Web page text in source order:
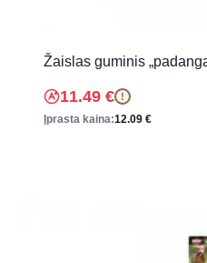
Žaislas guminis
11.49 € !
Įprasta kaina:12.09 €